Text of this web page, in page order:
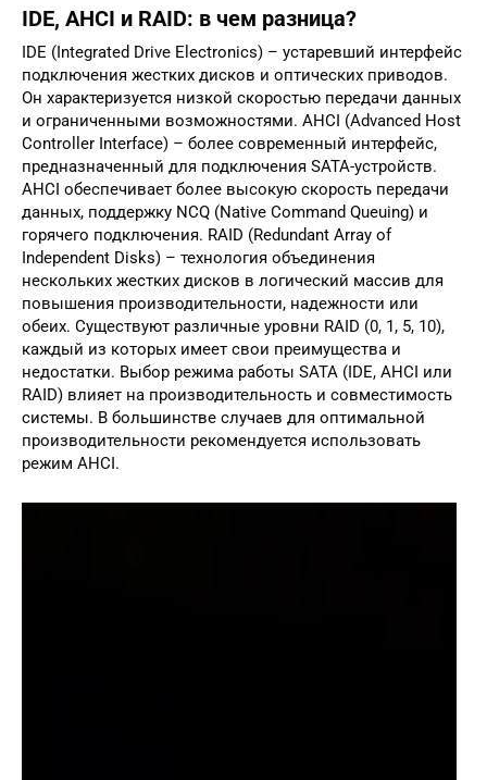
IDE, AHCI и RAID: в чем разница?
IDE (Integrated Drive Electronics) – устаревший интерфейс
подключения жестких дисков и оптических приводов.
Он характеризуется низкой скоростью передачи данных
и ограниченными возможностями. AHCI (Advanced Host
Controller Interface) – более современный интерфейс,
предназначенный для подключения SATA-устройств.
AHCI обеспечивает более высокую скорость передачи
данных, поддержку NCQ (Native Command Queuing) и
горячего подключения. RAID (Redundant Array of
Independent Disks) – технология объединения
нескольких жестких дисков в логический массив для
повышения производительности, надежности или
обеих. Существуют различные уровни RAID (0, 1, 5, 10),
каждый из которых имеет свои преимущества и
недостатки. Выбор режима работы SATA (IDE, AHCI или
RAID) влияет на производительность и совместимость
системы. В большинстве случаев для оптимальной
производительности рекомендуется использовать
режим AHCI.